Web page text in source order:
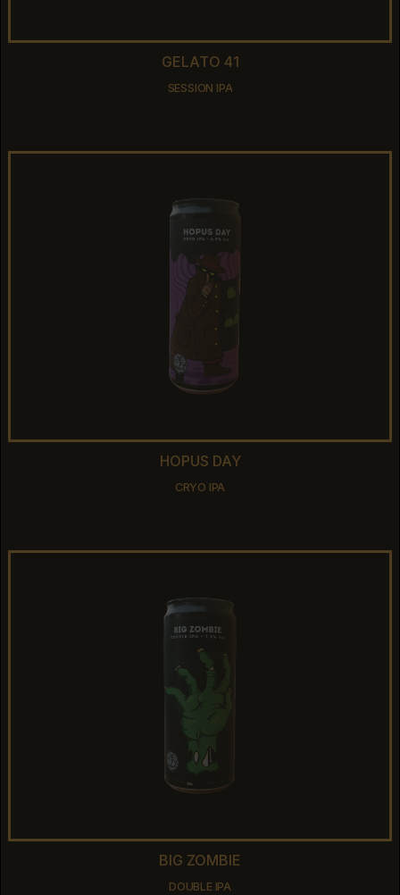
GELATO 41
GELATO 41
SESSION IPA
HOPUS DAY
HOPUS DAY
CRYO IPA
BIG ZOMBIE
BIG ZOMBIE
DOUBLE IPA